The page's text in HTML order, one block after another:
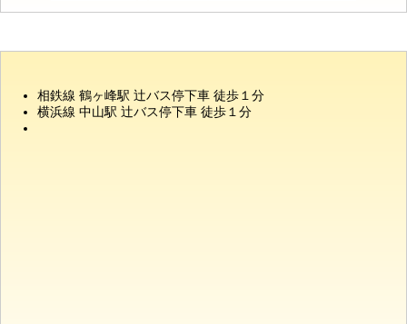
相鉄線 鶴ヶ峰駅 辻バス停下車 徒歩１分
横浜線 中山駅 辻バス停下車 徒歩１分